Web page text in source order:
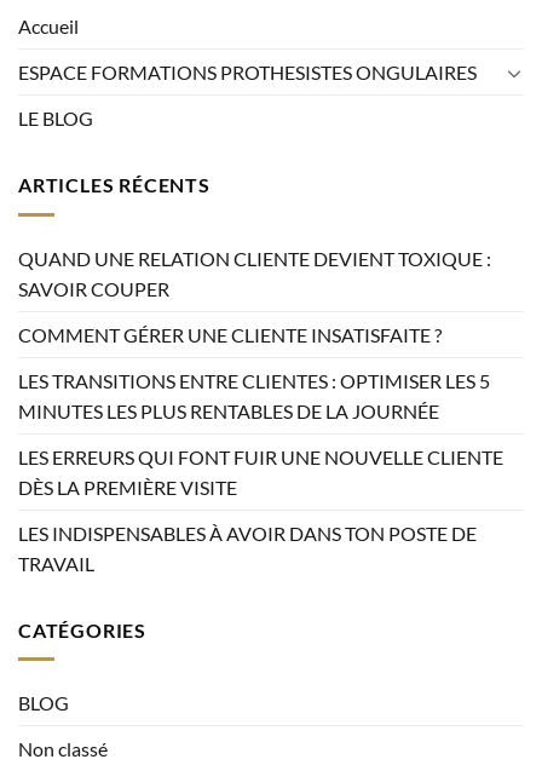
Accueil
ESPACE FORMATIONS PROTHESISTES ONGULAIRES
LE BLOG
ARTICLES RÉCENTS
QUAND UNE RELATION CLIENTE DEVIENT TOXIQUE :
SAVOIR COUPER
COMMENT GÉRER UNE CLIENTE INSATISFAITE ?
LES TRANSITIONS ENTRE CLIENTES : OPTIMISER LES 5
MINUTES LES PLUS RENTABLES DE LA JOURNÉE
LES ERREURS QUI FONT FUIR UNE NOUVELLE CLIENTE
DÈS LA PREMIÈRE VISITE
LES INDISPENSABLES À AVOIR DANS TON POSTE DE
TRAVAIL
CATÉGORIES
BLOG
Non classé